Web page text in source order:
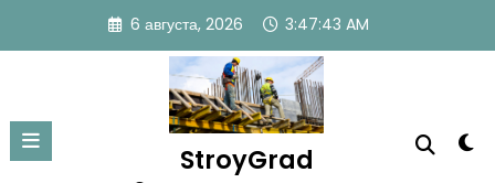
содержимому
6 августа, 2026 3:47:44 AM
StroyGrad